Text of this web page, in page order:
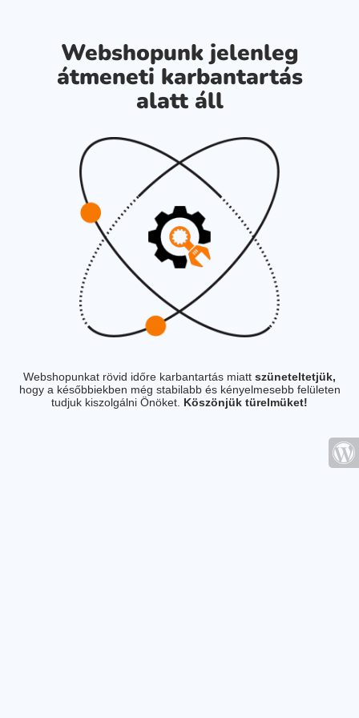
Webshopunk jelenleg
átmeneti karbantartás
alatt áll
Webshopunkat rövid időre karbantartás miatt szüneteltetjük,
hogy a későbbiekben még stabilabb és kényelmesebb felületen
tudjuk kiszolgálni Önöket. Köszönjük türelmüket!